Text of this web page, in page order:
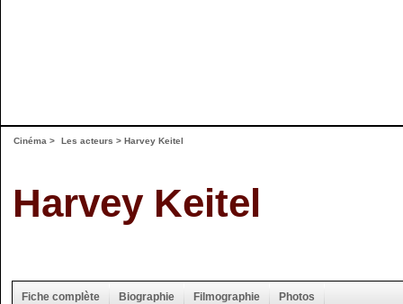
Cinéma > Les acteurs > Harvey Keitel
Harvey Keitel
Fiche complète Biographie Filmographie Photos